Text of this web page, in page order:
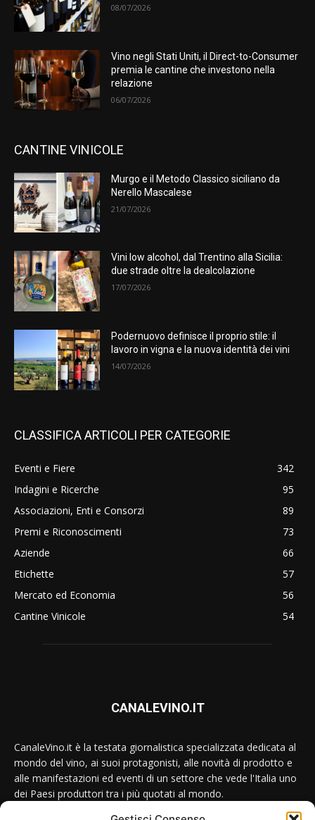
08/07/2026
Vino negli Stati Uniti, il Direct-to-Consumer
premia le cantine che investono nella
relazione
06/07/2026
CANTINE VINICOLE
Murgo e il Metodo Classico siciliano da
Nerello Mascalese
21/07/2026
Vini low alcohol, dal Trentino alla Sicilia:
due strade oltre la dealcolazione
17/07/2026
Podernuovo definisce il proprio stile: il
lavoro in vigna e la nuova identità dei vini
14/07/2026
CLASSIFICA ARTICOLI PER CATEGORIE
Eventi e Fiere
342
Indagini e Ricerche
95
Associazioni, Enti e Consorzi
89
Premi e Riconoscimenti
73
Aziende
66
Etichette
57
Mercato ed Economia
56
Cantine Vinicole
54
CANALEVINO.IT
CanaleVino.it è la testata giornalistica specializzata dedicata al
mondo del vino, ai suoi protagonisti, alle novità di prodotto e
alle manifestazioni ed eventi di un settore che vede l'Italia uno
dei Paesi produttori tra i più quotati al mondo.